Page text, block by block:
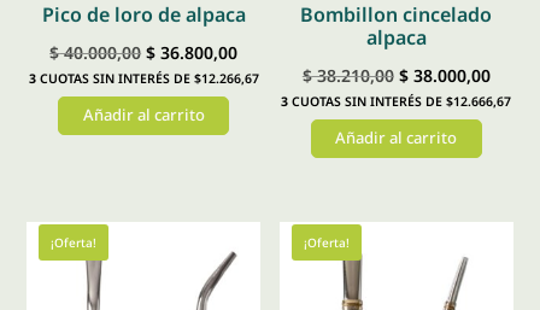
Pico de loro de alpaca
$40.000,00 El
precio
original
$ 36.800,00El
precio
3CUOTAS SIN INTERÉS DE $12.266,67
Añadir al carrito
Bombillon cincelado
alpaca
$38.210,00 El
precio
original
$38.000,00El
precio
3 CUOTAS SIN INTERÉS DE $12.666,67
Añadir al carrito
¡Oferta! ¡Oferta!